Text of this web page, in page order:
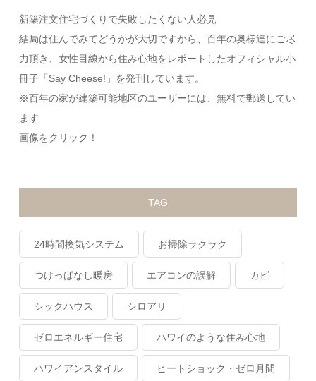
新築注文住宅づくりで失敗したくない人必見
結局は住んでみてどうかが大切ですから、百年の奥様達にご尽
力頂き、女性目線から住み心地をレポートしたオフィシャル小
冊子「Say Cheese!」を発刊しています。
※百年の家が建築可能地区のユーザーには、無料で郵送してい
ます
画像をクリック！
TAG
24時間換気システム お掃除ラクラク
つけっぱなし暖房 エアコンの誤解 カビ
シックハウス シロアリ
ゼロエネルギー住宅 ハワイのような住み心地
ハワイアンスタイル ヒートショック・ゼロ月間